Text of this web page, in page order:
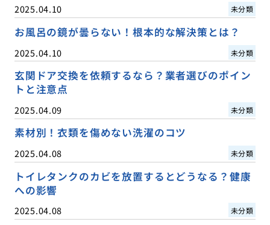
2025.04.10 未分類
お風呂の鏡が曇らない！根本的な解決策とは？
2025.04.10 未分類
玄関ドア交換を依頼するなら？業者選びのポイン
トと注意点
2025.04.09 未分類
素材別！衣類を傷めない洗濯のコツ
2025.04.08 未分類
トイレタンクのカビを放置するとどうなる？健康
への影響
2025.04.08 未分類